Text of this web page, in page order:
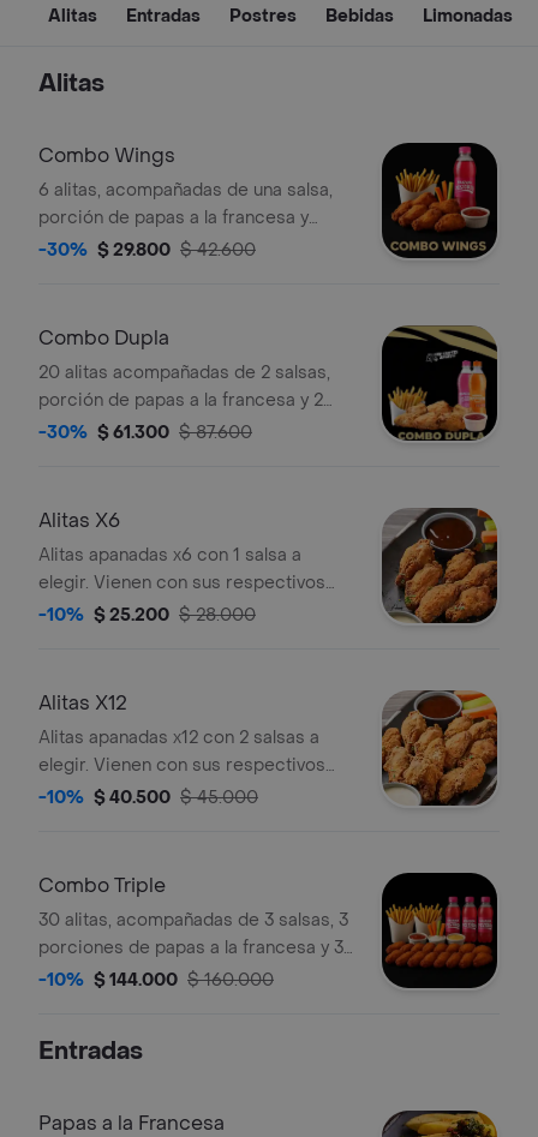
Alitas Entradas Postres Bebidas Limonadas
Alitas
Combo Wings
6 alitas, acompañadas de una salsa,
porción de papas a la francesa y
bebida a elegir. Vienen con sus
-30% $ 29.800 $ 42.600
Combo Dupla
20 alitas acompañadas de 2 salsas,
porción de papas a la francesa y 2
gaseosas Postobón 400 ml. Vienen
-30% $ 61.300 $ 87.600
Alitas X6
Alitas apanadas x6 con 1 salsa a
elegir. Vienen con sus respectivos
bastones de apio y zanahoria.
-10% $ 25.200 $ 28.000
Alitas X12
Alitas apanadas x12 con 2 salsas a
elegir. Vienen con sus respectivos
bastones de apio y zanahoria.
-10% $ 40.500 $ 45.000
Combo Triple
30 alitas, acompañadas de 3 salsas, 3
porciones de papas a la francesa y 3
gaseosas Postobón 400 ml. Vienen
-10% $ 144.000 $ 160.000
Entradas
Papas a la Francesa